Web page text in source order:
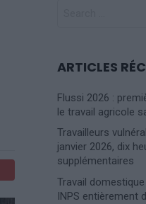
ARTICLES
Flussi 2026 :
le travail agricole
Travailleurs
janvier 2026, dix
supplémentaires
Travail
INPS entièrement